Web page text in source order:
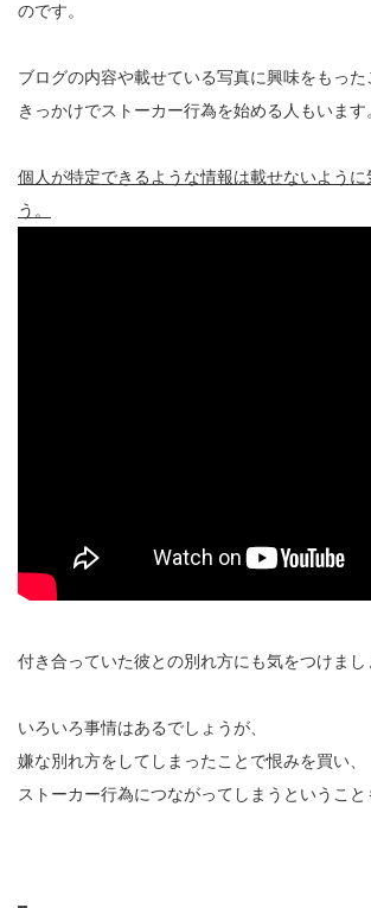
のです。
ブログの内容や載せている写真に興味をもった
きっかけでストーカー行為を始める人もいます
個人が特定できるような情報は載せないように
う。
付き合っていた彼との別れ方にも気をつけまし
いろいろ事情はあるでしょうが、
嫌な別れ方をしてしまったことで恨みを買い、
ストーカー行為につながってしまうということ